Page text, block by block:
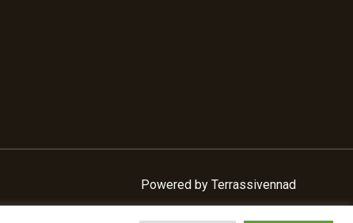
Powered by Terrassivennad